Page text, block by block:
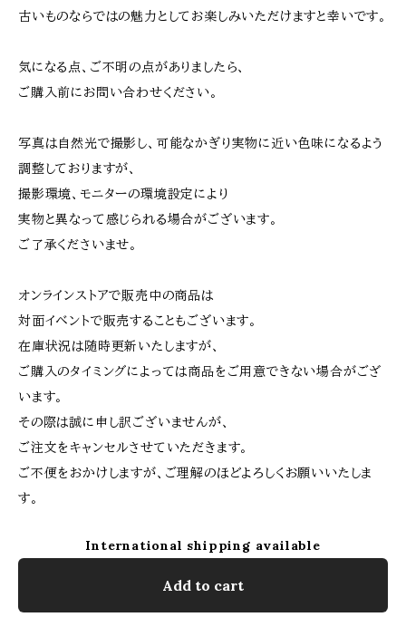
古いものならではの魅力としてお楽しみいただけますと幸いです。
気になる点、ご不明の点がありましたら、
ご購入前にお問い合わせください。
写真は自然光で撮影し、可能なかぎり実物に近い色味になるよう
調整しておりますが、
撮影環境、モニターの環境設定により
実物と異なって感じられる場合がございます。
ご了承くださいませ。
オンラインストアで販売中の商品は
対面イベントで販売することもございます。
在庫状況は随時更新いたしますが、
ご購入のタイミングによっては商品をご用意できない場合がござ
います。
その際は誠に申し訳ございませんが、
ご注文をキャンセルさせていただきます。
ご不便をおかけしますが、ご理解のほどよろしくお願いいたしま
す。
International shipping available
Add to cart